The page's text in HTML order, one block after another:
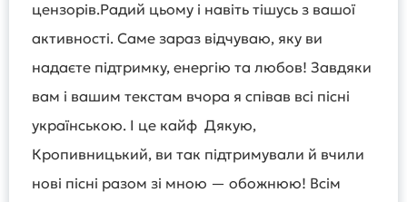
цензорів.Радий цьому і навіть тішусь з вашої
активності. Саме зараз відчуваю, яку ви
надаєте підтримку, енергію та любов! Завдяки
вам і вашим текстам вчора я співав всі пісні
українською. І це кайф Дякую,
Кропивницький, ви так підтримували й вчили
нові пісні разом зі мною — обожнюю! Всім